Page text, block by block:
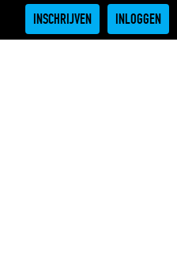
INSCHRIJVEN INLOGGEN